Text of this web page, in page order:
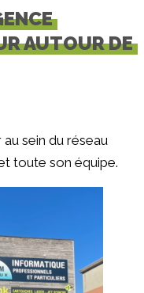
AUTOUR DE
sein du réseau
toute son équipe.